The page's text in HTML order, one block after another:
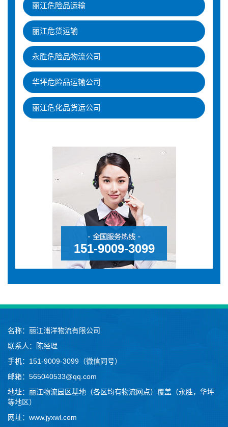
丽江危险品运输
丽江危货运输
永胜危险品物流公司
华坪危险品运输公司
丽江危化品货运公司
151-9009-3099
名称： 丽江浦洋物流有限公司
联系人：陈经理
手机： 151-9009-3099（微信同号）
邮箱：565040533@qq.com
地址：丽江物流园区基地（各区均有物流网点）覆盖（永胜，华坪
等地区）
网址：www.jyxwl.com